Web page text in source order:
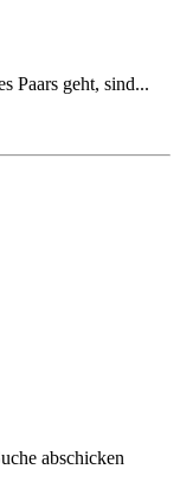
Paars geht, sind...
abschicken